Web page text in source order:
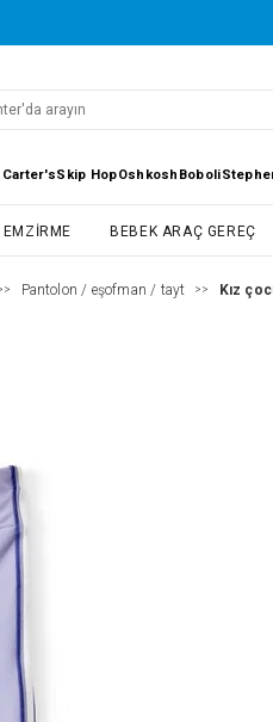
Carter'sSkip HopOshkosh Boboli
EMZIRME BEBEK ARAÇ GEREÇ
Pantolon / eşofman / tayt >> Kız